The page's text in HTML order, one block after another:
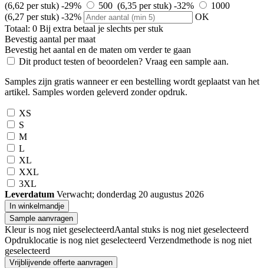
(6,62 per stuk) -29% 500 (6,35 per stuk) -32%
1000
(6,27 per stuk) -32%
OK
Totaal: 0 Bij extra betaal je slechts per stuk
Bevestig aantal per maat
Bevestig het aantal en de maten om verder te gaan
Dit product testen of beoordelen? Vraag een sample aan.
Samples zijn gratis wanneer er een bestelling wordt geplaatst van het
artikel. Samples worden geleverd zonder opdruk.
XS
S
M
L
XL
XXL
3XL
Leverdatum Verwacht; donderdag 20 augustus 2026
In winkelmandje
Sample aanvragen
Kleur is nog niet geselecteerdAantal stuks is nog niet geselecteerd
Opdruklocatie is nog niet geselecteerd Verzendmethode is nog niet
geselecteerd
Vrijblijvende offerte aanvragen